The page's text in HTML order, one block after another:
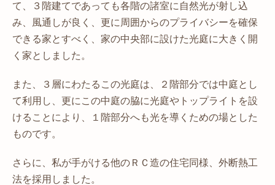
て、３階建てであっても各階の諸室に自然光が射し込
み、風通しが良く、更に周囲からのプライバシーを確保
できる家とすべく、家の中央部に設けた光庭に大きく開
く家としました。
また、３層にわたるこの光庭は、２階部分では中庭とし
て利用し、更にこの中庭の脇に光庭やトップライトを設
けることにより、１階部分へも光を導くための場とした
ものです。
さらに、私が手がける他のＲＣ造の住宅同様、外断熱工
法を採用しました。